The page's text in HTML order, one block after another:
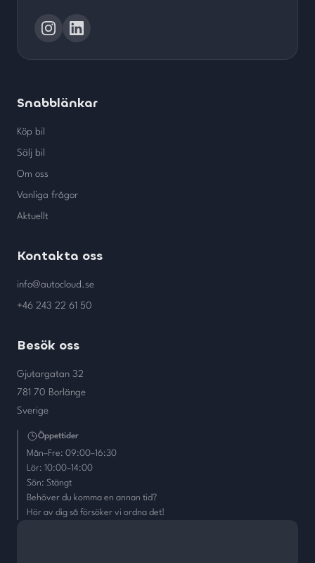
Snabblänkar
Köp bil
Sälj bil
Om oss
Vanliga frågor
Aktuellt
Kontakta oss
info@autocloud.se
+46 243 22 61 50
Besök oss
Gjutargatan 32
781 70 Borlänge
Sverige
Öppettider
Mån–Fre: 09:00–16:30
Lör: 10:00–14:00
Sön: Stängt
Behöver du komma en annan tid?
Hör av dig så försöker vi ordna det!